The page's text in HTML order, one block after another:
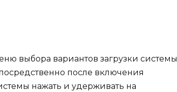
выбора вариантов загрузки системы
после включения
нажать и удерживать на